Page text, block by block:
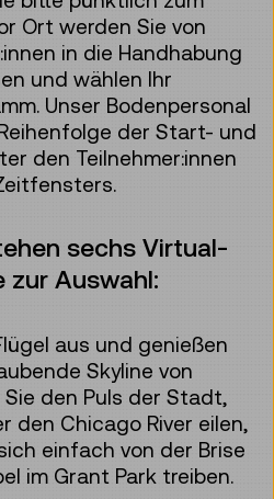
Ort werden Sie von
in die Handhabung
und wählen Ihr
Unser Bodenpersonal
der Start- und
den Teilnehmer:innen
sechs Virtual-
zur Auswahl:
aus und genießen
Skyline von
Sie den Puls der Stadt,
den Chicago River eilen,
einfach von der Brise
im Grant Park treiben.